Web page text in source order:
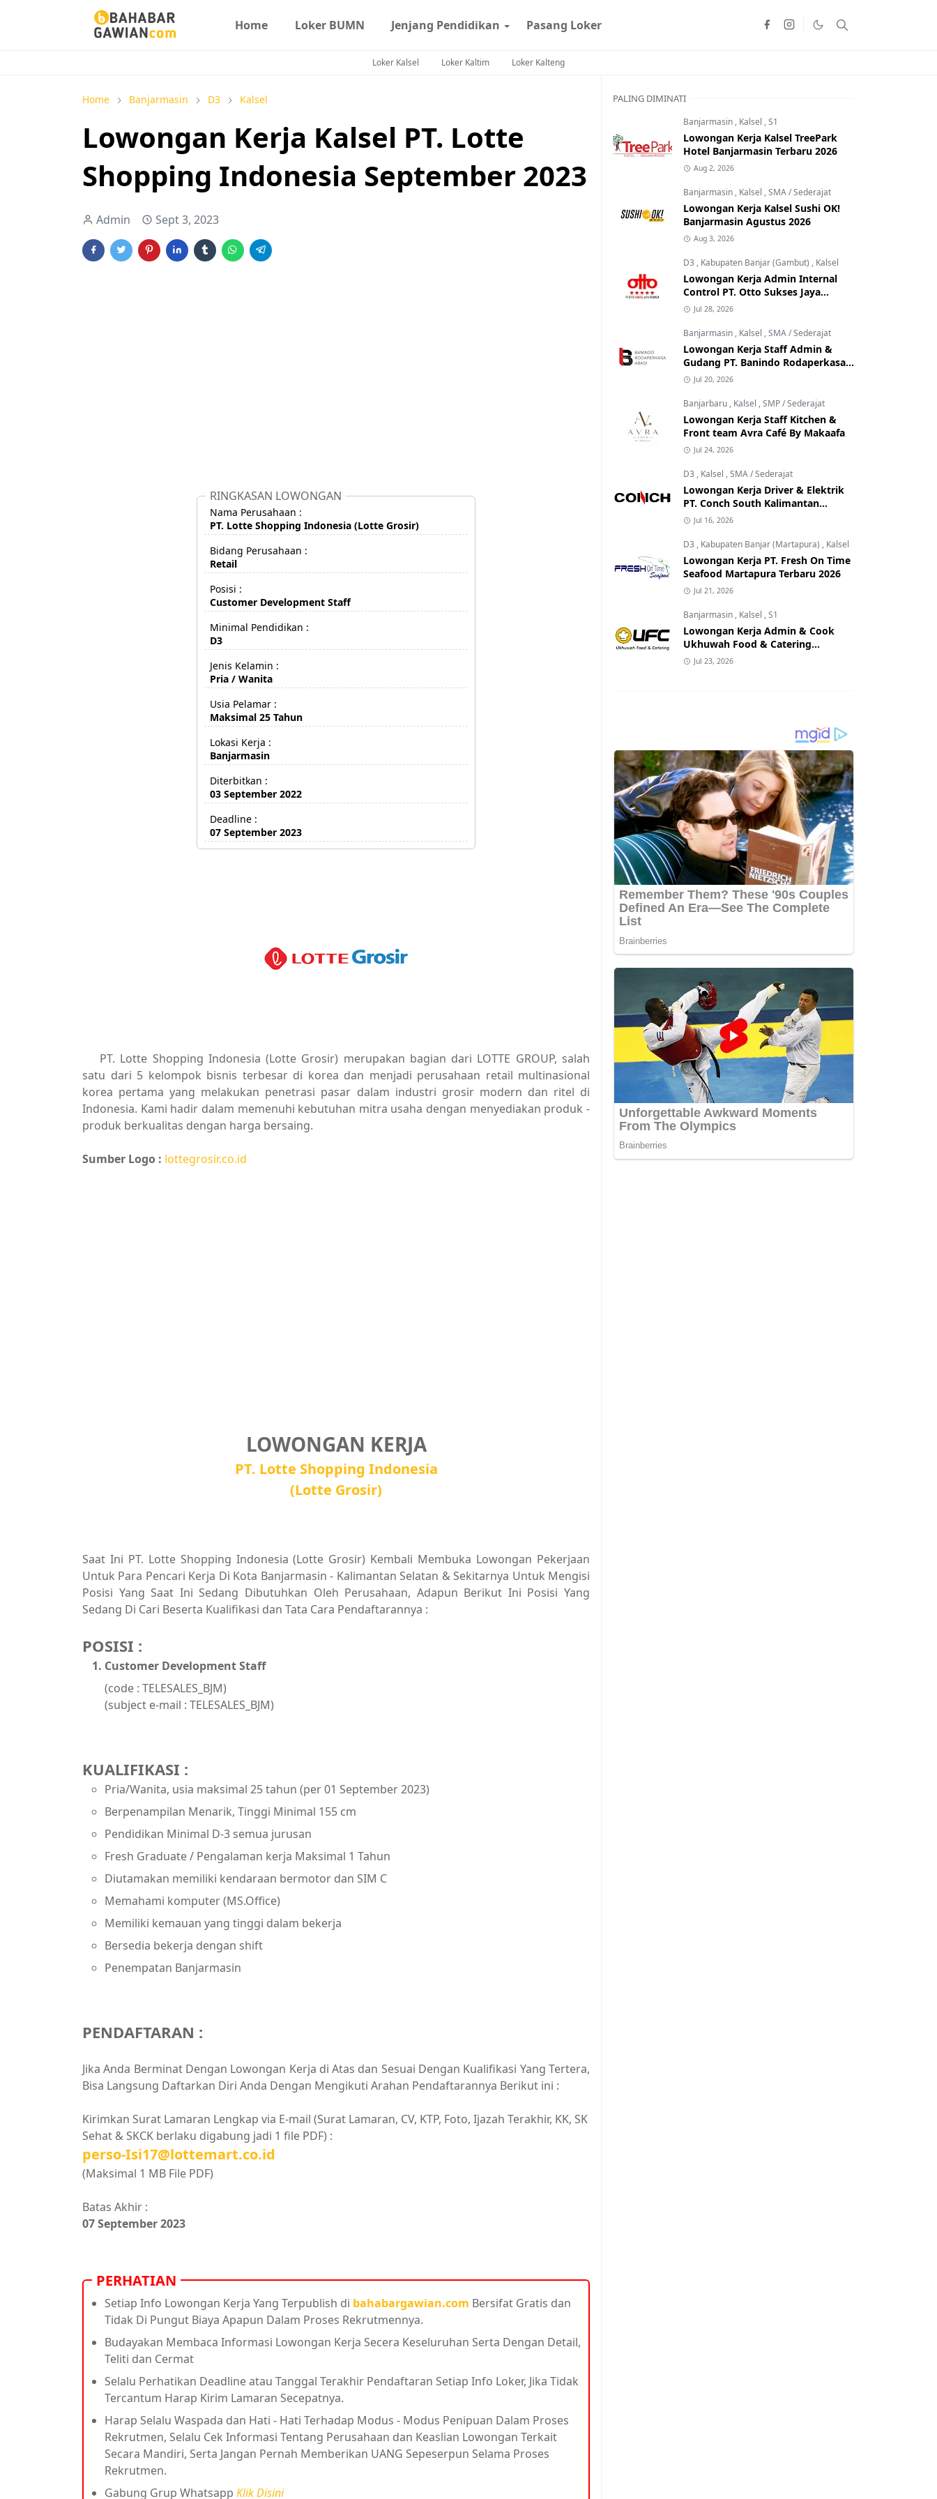
Home Loker BUMN Jenjang Pendidikan Pasang Loker
Loker Kalsel Loker Kaltim Loker Kalteng
Home Banjarmasin D3 Kalsel
Lowongan Kerja Kalsel PT. Lotte
Shopping Indonesia September 2023
Admin Sept 3, 2023
RINGKASAN LOWONGAN
Nama Perusahaan :
PT. Lotte Shopping Indonesia (Lotte Grosir)
Bidang Perusahaan :
Retail
Posisi :
Customer Development Staff
Minimal Pendidikan :
D3
Jenis Kelamin :
Pria / Wanita
Usia Pelamar :
Maksimal 25 Tahun
Lokasi Kerja :
Banjarmasin
Diterbitkan :
03 September 2022
Deadline :
07 September 2023
PT. Lotte Shopping Indonesia (Lotte Grosir) merupakan bagian dari LOTTE GROUP, salah
satu dari 5 kelompok bisnis terbesar di korea dan menjadi perusahaan retail multinasional
korea pertama yang melakukan penetrasi pasar dalam industri grosir modern dan ritel di
Indonesia. Kami hadir dalam memenuhi kebutuhan mitra usaha dengan menyediakan produk -
produk berkualitas dengan harga bersaing.
Sumber Logo : lottegrosir.co.id
LOWONGAN KERJA
PT. Lotte Shopping Indonesia
(Lotte Grosir)
Saat Ini PT. Lotte Shopping Indonesia (Lotte Grosir) Kembali Membuka Lowongan Pekerjaan
Untuk Para Pencari Kerja Di Kota Banjarmasin - Kalimantan Selatan & Sekitarnya Untuk Mengisi
Posisi Yang Saat Ini Sedang Dibutuhkan Oleh Perusahaan, Adapun Berikut Ini Posisi Yang
Sedang Di Cari Beserta Kualifikasi dan Tata Cara Pendaftarannya :
POSISI :
Customer Development Staff
(code : TELESALES_BJM)
(subject e-mail : TELESALES_BJM)
KUALIFIKASI :
Pria/Wanita, usia maksimal 25 tahun (per 01 September 2023)
Berpenampilan Menarik, Tinggi Minimal 155 cm
Pendidikan Minimal D-3 semua jurusan
Fresh Graduate / Pengalaman kerja Maksimal 1 Tahun
Diutamakan memiliki kendaraan bermotor dan SIM C
Memahami komputer (MS.Office)
Memiliki kemauan yang tinggi dalam bekerja
Bersedia bekerja dengan shift
Penempatan Banjarmasin
PENDAFTARAN :
Jika Anda Berminat Dengan Lowongan Kerja di Atas dan Sesuai Dengan Kualifikasi Yang Tertera,
Bisa Langsung Daftarkan Diri Anda Dengan Mengikuti Arahan Pendaftarannya Berikut ini :
Kirimkan Surat Lamaran Lengkap via E-mail (Surat Lamaran, CV, KTP, Foto, Ijazah Terakhir, KK, SK
Sehat & SKCK berlaku digabung jadi 1 file PDF) :
perso-Isi17@lottemart.co.id
(Maksimal 1 MB File PDF)
Batas Akhir :
07 September 2023
PERHATIAN
Setiap Info Lowongan Kerja Yang Terpublish di bahabargawian.com Bersifat Gratis dan
Tidak Di Pungut Biaya Apapun Dalam Proses Rekrutmennya.
Budayakan Membaca Informasi Lowongan Kerja Secera Keseluruhan Serta Dengan Detail,
Teliti dan Cermat
Selalu Perhatikan Deadline atau Tanggal Terakhir Pendaftaran Setiap Info Loker, Jika Tidak
Tercantum Harap Kirim Lamaran Secepatnya.
Harap Selalu Waspada dan Hati - Hati Terhadap Modus - Modus Penipuan Dalam Proses
Rekrutmen, Selalu Cek Informasi Tentang Perusahaan dan Keaslian Lowongan Terkait
Secara Mandiri, Serta Jangan Pernah Memberikan UANG Sepeserpun Selama Proses
Rekrutmen.
Gabung Grup Whatsapp Klik Disini
PALING DIMINATI
Banjarmasin , Kalsel ,S1
Lowongan Kerja Kalsel TreePark
Hotel Banjarmasin Terbaru 2026
Aug 2, 2026
Banjarmasin , Kalsel ,SMA / Sederajat
Lowongan Kerja Kalsel Sushi OK!
Banjarmasin Agustus 2026
Aug 3, 2026
D3 , Kabupaten Banjar (Gambut) , Kalsel
Lowongan Kerja Admin Internal
Control PT. Otto Sukses Jaya
Perkasa
Jul 28, 2026
Banjarmasin , Kalsel ,SMA / Sederajat
Lowongan Kerja Staff Admin &
Gudang PT. Banindo Rodaperkasa
Abadi
Jul 20, 2026
Banjarbaru , Kalsel ,SMP / Sederajat
Lowongan Kerja Staff Kitchen &
Front team Avra Café By Makaafa
Jul 24, 2026
D3 , Kalsel ,SMA / Sederajat
Lowongan Kerja Driver & Elektrik
PT. Conch South Kalimantan
Cement
Jul 16, 2026
D3 , Kabupaten Banjar (Martapura) , Kalsel
Lowongan Kerja PT. Fresh On Time
Seafood Martapura Terbaru 2026
Jul 21, 2026
Banjarmasin , Kalsel ,S1
Lowongan Kerja Admin & Cook
Ukhuwah Food & Catering
Banjarmasin
Jul 23, 2026